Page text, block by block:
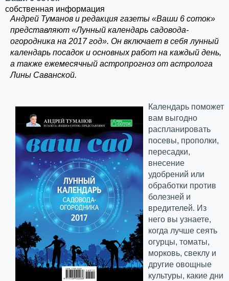
собственная информация
Андрей Туманов и редакция газеты «Ваши 6 соток»
представляют «Лунный календарь садовода-
огородника на 2017 год». Он включает в себя лунный
календарь посадок и основных работ на каждый день,
а также ежемесячный астропрогноз от астролога
Лины Саванской.
Календарь поможет
вам выгодно
распланировать
посевы, прополки,
пересадки,
внесение
удобрений или
обработки против
болезней и
вредителей. Из
него вы узнаете,
когда лучше сеять
огурцы, томаты,
морковь, свеклу и
другие овощные
культуры, какие дни